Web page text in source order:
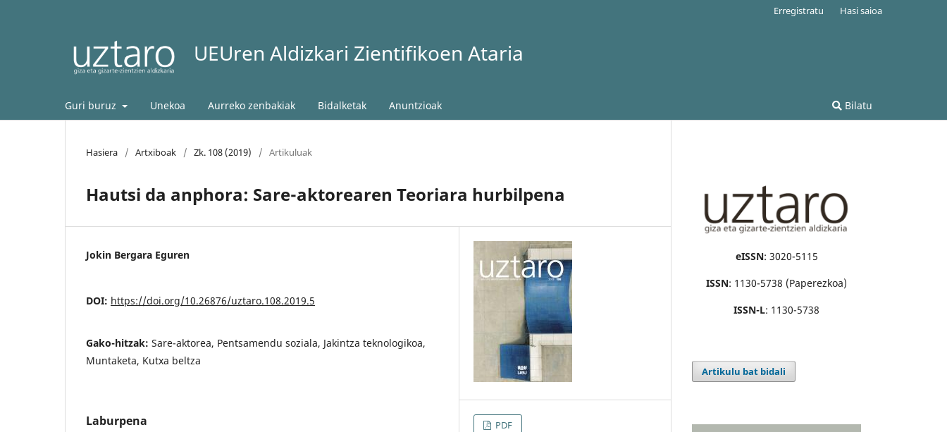
UEUren Aldizkari Zientifikoen Ataria
Guri buruz Unekoa Aurreko zenbakiak Bidalketak Anuntzioak Bilatu
Erregistratu Hasi saioa
Hasiera / Artxiboak / Zk. 108 (2019) / Artikuluak
Hautsi da anphora: Sare-aktorearen Teoriara hurbilpena
Jokin Bergara Eguren
DOI: https://doi.org/10.26876/uztaro.108.2019.5
Gako-hitzak: Sare-aktorea, Pentsamendu soziala, Jakintza teknologikoa,
Muntaketa, Kutxa beltza
Laburpena PDF
eISSN: 3020-5115
ISSN: 1130-5738 (Paperezkoa)
ISSN-L: 1130-5738
Artikulu bat bidali